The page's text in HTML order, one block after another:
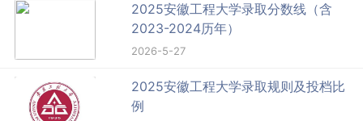
2025安徽工程大学录取分数线（含
2023-2024历年）
2026-5-27
2025安徽工程大学录取规则及投档比
例